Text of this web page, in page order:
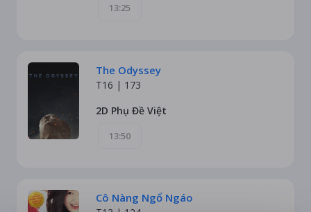
13:25
The Odyssey
T16 | 173
2D Phụ Đề Việt
13:50
Cô Nàng Ngổ Ngáo